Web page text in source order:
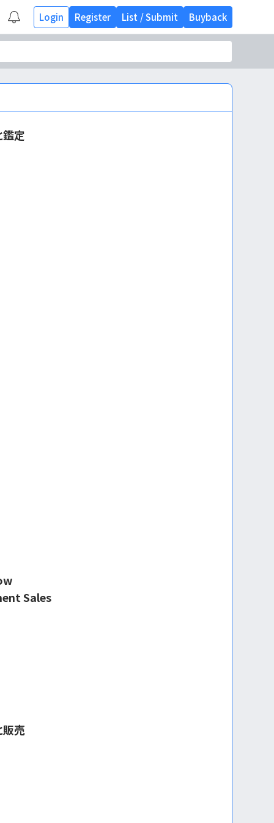
Login Register List /Submit Buyback
鑑定
Sales
販売